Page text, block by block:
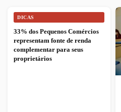
DICAS
33% dos Pequenos Comércios
representam fonte de renda
complementar para seus
proprietários